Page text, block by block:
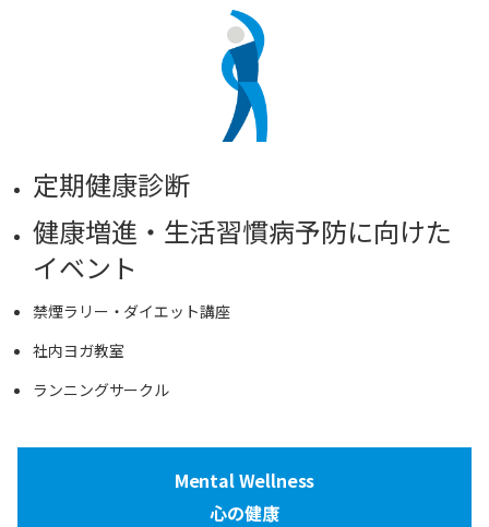
定期健康診断
健康増進・生活習慣病予防に向けた
イベント
禁煙ラリー・ダイエット講座
社内ヨガ教室
ランニングサークル
Mental Wellness
心の健康